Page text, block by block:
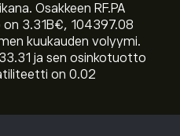
Osakkeen RF.PA
3.31B‎€‎, 104397.08
kuukauden volyymi.
ja sen osinkotuotto
on 0.02